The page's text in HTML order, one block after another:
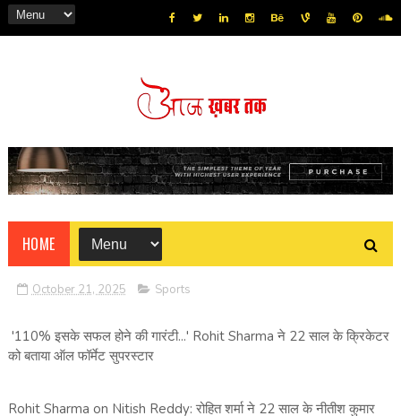
HOME
October 21, 2025 Sports
'110% इसके सफल होने की गारंटी...' Rohit Sharma ने 22 साल के क्रिकेटर
को बताया ऑल फॉर्मेट सुपरस्टार
Rohit Sharma on Nitish Reddy: रोहित शर्मा ने 22 साल के नीतीश कुमार